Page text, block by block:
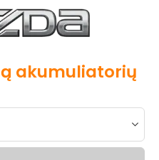
akumuliatorių